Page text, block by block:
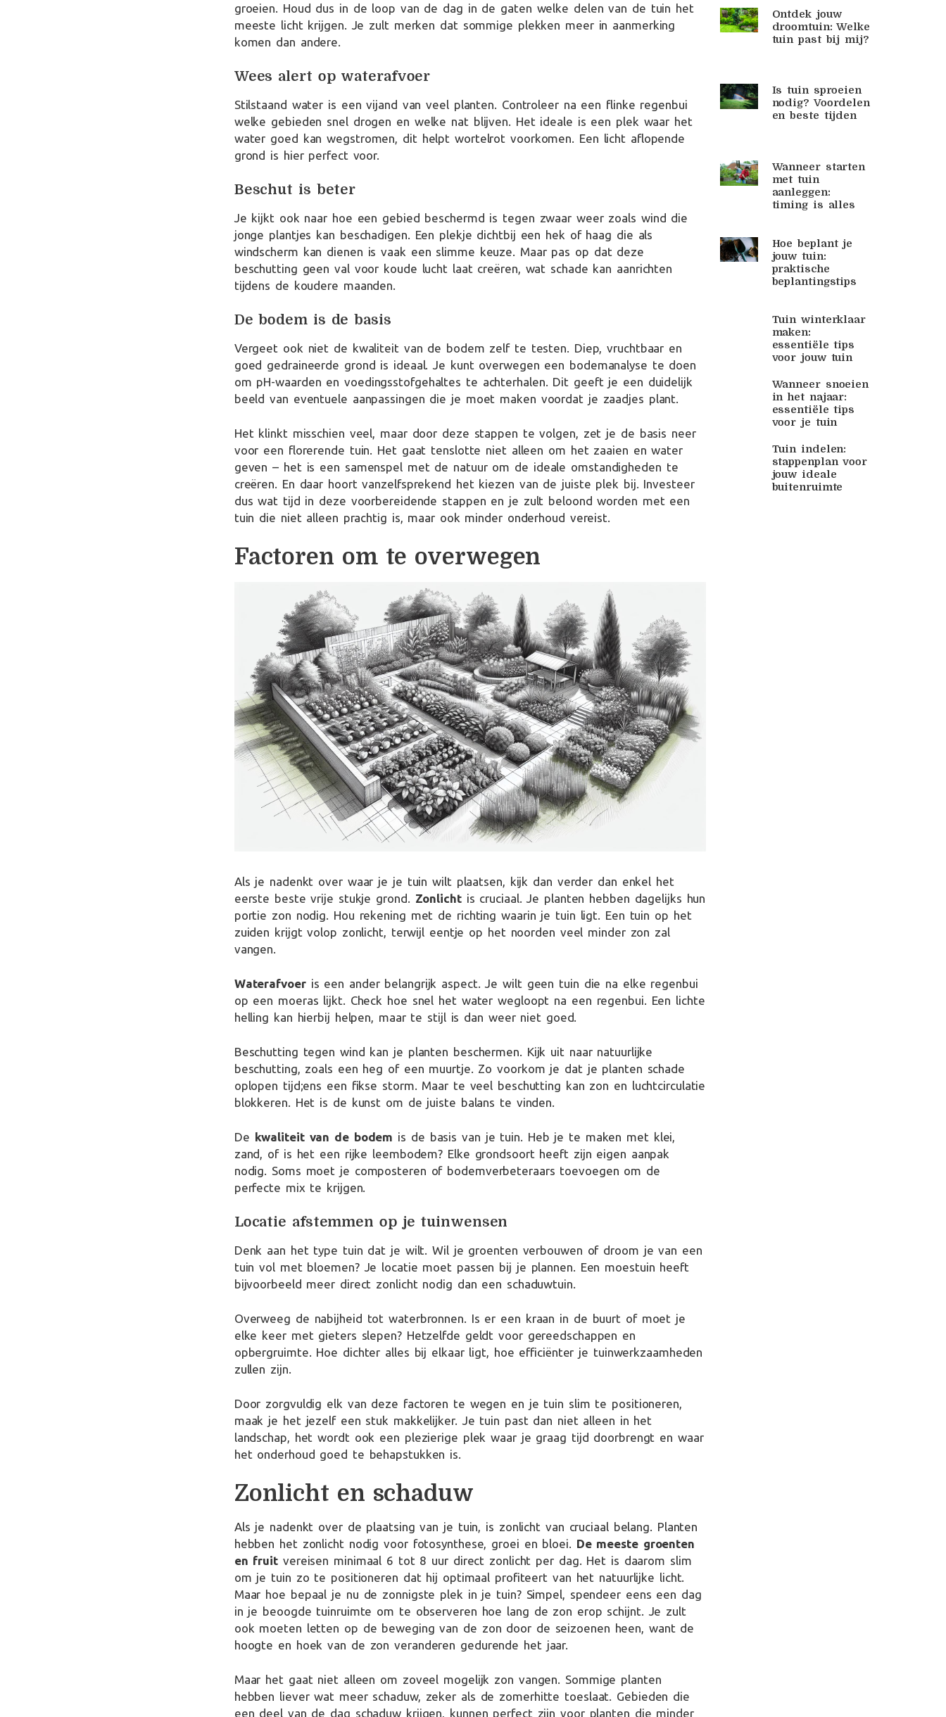
groeien. Houd dus in de loop van de dag in de gaten welke delen van de tuin het
meeste licht krijgen. Je zult merken dat sommige plekken meer in aanmerking
komen dan andere.
Wees alert op waterafvoer
Stilstaand water is een vijand van veel planten. Controleer na een flinke regenbui
welke gebieden snel drogen en welke nat blijven. Het ideale is een plek waar het
water goed kan wegstromen, dit helpt wortelrot voorkomen. Een licht aflopende
grond is hier perfect voor.
Beschut is beter
Je kijkt ook naar hoe een gebied beschermd is tegen zwaar weer zoals wind die
jonge plantjes kan beschadigen. Een plekje dichtbij een hek of haag die als
windscherm kan dienen is vaak een slimme keuze. Maar pas op dat deze
beschutting geen val voor koude lucht laat creëren, wat schade kan aanrichten
tijdens de koudere maanden.
De bodem is de basis
Vergeet ook niet de kwaliteit van de bodem zelf te testen. Diep, vruchtbaar en
goed gedraineerde grond is ideaal. Je kunt overwegen een bodemanalyse te doen
om pH-waarden en voedingsstofgehaltes te achterhalen. Dit geeft je een duidelijk
beeld van eventuele aanpassingen die je moet maken voordat je zaadjes plant.
Het klinkt misschien veel, maar door deze stappen te volgen, zet je de basis neer
voor een florerende tuin. Het gaat tenslotte niet alleen om het zaaien en water
geven – het is een samenspel met de natuur om de ideale omstandigheden te
creëren. En daar hoort vanzelfsprekend het kiezen van de juiste plek bij. Investeer
dus wat tijd in deze voorbereidende stappen en je zult beloond worden met een
tuin die niet alleen prachtig is, maar ook minder onderhoud vereist.
Factoren om te overwegen
Als je nadenkt over waar je je tuin wilt plaatsen, kijk dan verder dan enkel het
eerste beste vrije stukje grond. Zonlichtis cruciaal. Je planten hebben dagelijks hun
portie zon nodig. Hou rekening met de richting waarin je tuin ligt. Een tuin op het
zuiden krijgt volop zonlicht, terwijl eentje op het noorden veel minder zon zal
vangen.
Waterafvoeris een ander belangrijk aspect. Je wilt geen tuin die na elke regenbui
op een moeras lijkt. Check hoe snel het water wegloopt na een regenbui. Een lichte
helling kan hierbij helpen, maar te stijl is dan weer niet goed.
Beschutting tegen wind kan je planten beschermen. Kijk uit naar natuurlijke
beschutting, zoals een heg of een muurtje. Zo voorkom je dat je planten schade
oplopen tijd;ens een fikse storm. Maar te veel beschutting kan zon en luchtcirculatie
blokkeren. Het is de kunst om de juiste balans te vinden.
De kwaliteit van de bodem is de basis van je tuin. Heb je te maken met klei,
zand, of is het een rijke leembodem? Elke grondsoort heeft zijn eigen aanpak
nodig. Soms moet je composteren of bodemverbeteraars toevoegen om de
perfecte mix te krijgen.
Locatie afstemmen op je tuinwensen
Denk aan het type tuin dat je wilt. Wil je groenten verbouwen of droom je van een
tuin vol met bloemen? Je locatie moet passen bij je plannen. Een moestuin heeft
bijvoorbeeld meer direct zonlicht nodig dan een schaduwtuin.
Overweeg de nabijheid tot waterbronnen. Is er een kraan in de buurt of moet je
elke keer met gieters slepen? Hetzelfde geldt voor gereedschappen en
opbergruimte. Hoe dichter alles bij elkaar ligt, hoe efficiënter je tuinwerkzaamheden
zullen zijn.
Door zorgvuldig elk van deze factoren te wegen en je tuin slim te positioneren,
maak je het jezelf een stuk makkelijker. Je tuin past dan niet alleen in het
landschap, het wordt ook een plezierige plek waar je graag tijd doorbrengt en waar
het onderhoud goed te behapstukken is.
Zonlicht en schaduw
Als je nadenkt over de plaatsing van je tuin, is zonlicht van cruciaal belang. Planten
hebben het zonlicht nodig voor fotosynthese, groei en bloei. De meeste groenten
en fruit vereisen minimaal 6 tot 8 uur direct zonlicht per dag. Het is daarom slim
om je tuin zo te positioneren dat hij optimaal profiteert van het natuurlijke licht.
Maar hoe bepaal je nu de zonnigste plek in je tuin? Simpel, spendeer eens een dag
in je beoogde tuinruimte om te observeren hoe lang de zon erop schijnt. Je zult
ook moeten letten op de beweging van de zon door de seizoenen heen, want de
hoogte en hoek van de zon veranderen gedurende het jaar.
Maar het gaat niet alleen om zoveel mogelijk zon vangen. Sommige planten
hebben liever wat meer schaduw, zeker als de zomerhitte toeslaat. Gebieden die
een deel van de dag schaduw krijgen, kunnen perfect zijn voor planten die minder
Ontdek jouw
droomtuin: Welke
tuin past bij mij?
Is tuin sproeien
nodig? Voordelen
en beste tijden
Wanneer starten
met tuin
aanleggen:
timing is alles
Hoe beplant je
jouw tuin:
praktische
beplantingstips
Tuin winterklaar
maken:
essentiële tips
voor jouw tuin
Wanneer snoeien
in het najaar:
essentiële tips
voor je tuin
Tuin indelen:
stappenplan voor
jouw ideale
buitenruimte